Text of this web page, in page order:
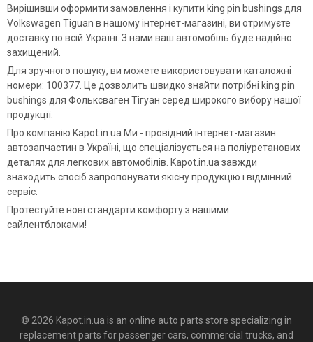
Вирішивши оформити замовлення і купити king pin bushings для
Volkswagen Tiguan в нашому інтернет-магазині, ви отримуєте
доставку по всій Україні. З нами ваш автомобіль буде надійно
захищений.
Для зручного пошуку, ви можете використовувати каталожні
номери: 100377. Це дозволить швидко знайти потрібні king pin
bushings для Фольксваген Тігуан серед широкого вибору нашої
продукції.
Про компанію Kapot.in.ua Ми - провідний інтернет-магазин
автозапчастин в Україні, що спеціалізується на поліуретанових
деталях для легкових автомобілів. Kapot.in.ua завжди
знаходить спосіб запропонувати якісну продукцію і відмінний
сервіс.
Протестуйте нові стандарти комфорту з нашими
сайлентблоками!
© 2026 Kapot.in.ua is an online auto parts store specializing in
replacement parts for passenger cars, commercial trucks, and